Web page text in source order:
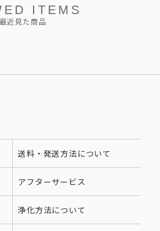
ITEMS
最近見た商品
送料・発送方法について
アフターサービス
浄化方法について